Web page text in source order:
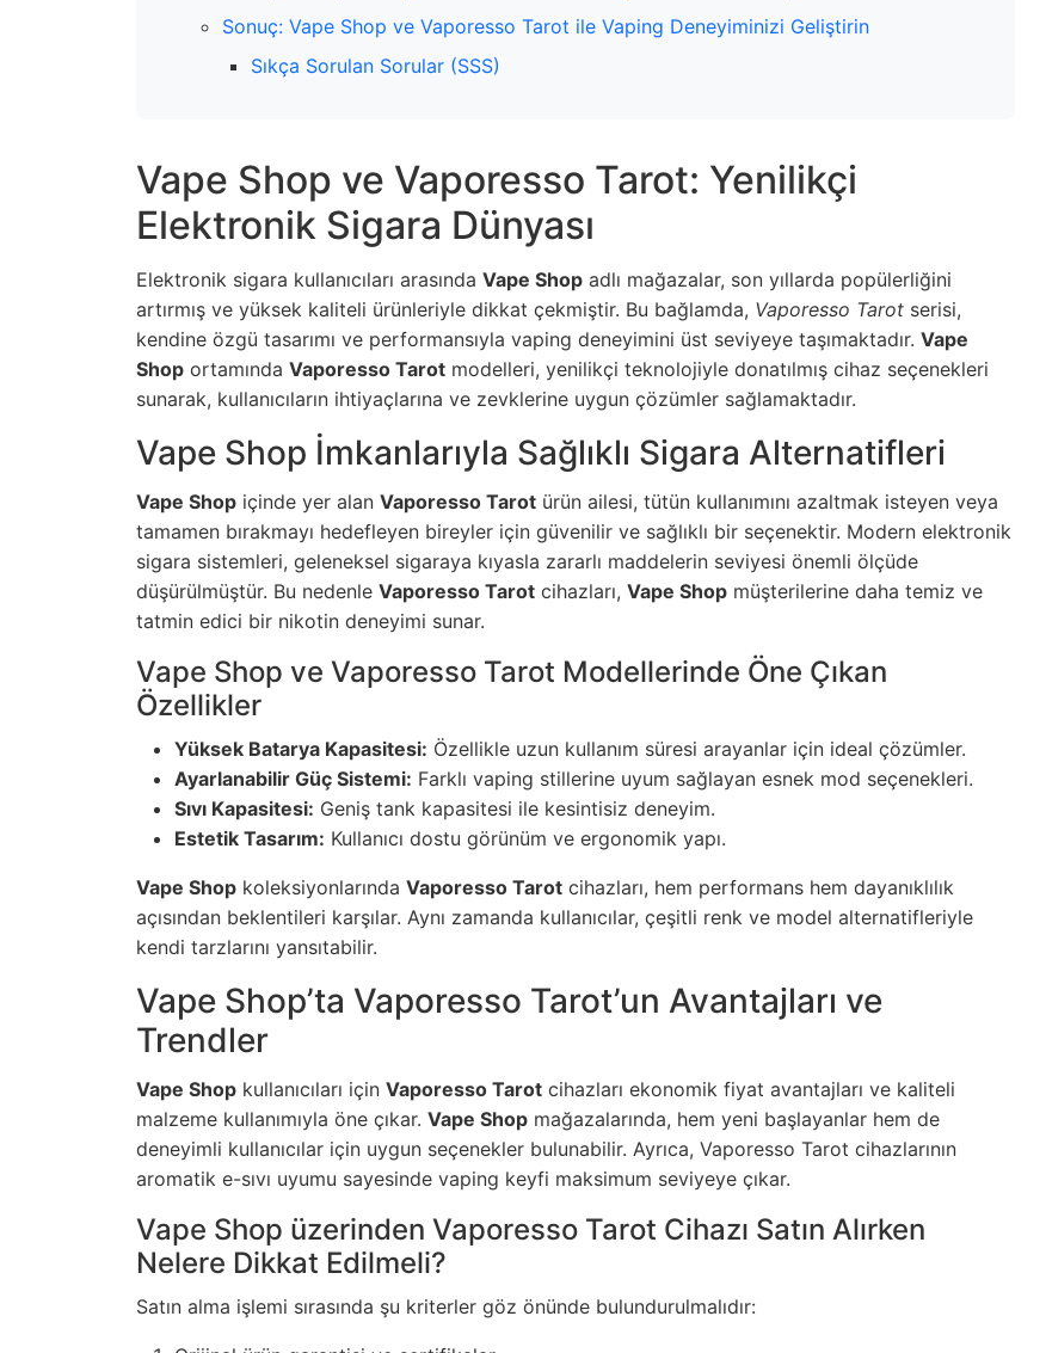
Sonuç: Vape Shop ve Vaporesso Tarot ile Vaping Deneyiminizi Geliştirin
Sıkça Sorulan Sorular (SSS)
Vape Shop ve Vaporesso Tarot: Yenilikçi
Elektronik Sigara Dünyası
Elektronik sigara kullanıcıları arasında Vape Shop adlı mağazalar, son yıllarda popülerliğini
artırmış ve yüksek kaliteli ürünleriyle dikkat çekmiştir. Bu bağlamda, Vaporesso Tarot serisi,
kendine özgü tasarımı ve performansıyla vaping deneyimini üst seviyeye taşımaktadır. Vape
Shop ortamında Vaporesso Tarot modelleri, yenilikçi teknolojiyle donatılmış cihaz seçenekleri
sunarak, kullanıcıların ihtiyaçlarına ve zevklerine uygun çözümler sağlamaktadır.
Vape Shop İmkanlarıyla Sağlıklı Sigara Alternatifleri
Vape Shop içinde yer alan Vaporesso Tarot ürün ailesi, tütün kullanımını azaltmak isteyen veya
tamamen bırakmayı hedefleyen bireyler için güvenilir ve sağlıklı bir seçenektir. Modern elektronik
sigara sistemleri, geleneksel sigaraya kıyasla zararlı maddelerin seviyesi önemli ölçüde
düşürülmüştür. Bu nedenle Vaporesso Tarot cihazları, Vape Shop müşterilerine daha temiz ve
tatmin edici bir nikotin deneyimi sunar.
Vape Shop ve Vaporesso Tarot Modellerinde Öne Çıkan
Özellikler
Yüksek Batarya Kapasitesi: Özellikle uzun kullanım süresi arayanlar için ideal çözümler.
Ayarlanabilir Güç Sistemi: Farklı vaping stillerine uyum sağlayan esnek mod seçenekleri.
Sıvı Kapasitesi: Geniş tank kapasitesi ile kesintisiz deneyim.
Estetik Tasarım: Kullanıcı dostu görünüm ve ergonomik yapı.
Vape Shop koleksiyonlarında Vaporesso Tarot cihazları, hem performans hem dayanıklılık
açısından beklentileri karşılar. Aynı zamanda kullanıcılar, çeşitli renk ve model alternatifleriyle
kendi tarzlarını yansıtabilir.
Vape Shop’ta Vaporesso Tarot’un Avantajları ve
Trendler
Vape Shop kullanıcıları için Vaporesso Tarot cihazları ekonomik fiyat avantajları ve kaliteli
malzeme kullanımıyla öne çıkar. Vape Shop mağazalarında, hem yeni başlayanlar hem de
deneyimli kullanıcılar için uygun seçenekler bulunabilir. Ayrıca, Vaporesso Tarot cihazlarının
aromatik e-sıvı uyumu sayesinde vaping keyfi maksimum seviyeye çıkar.
Vape Shop üzerinden Vaporesso Tarot Cihazı Satın Alırken
Nelere Dikkat Edilmeli?
Satın alma işlemi sırasında şu kriterler göz önünde bulundurulmalıdır: